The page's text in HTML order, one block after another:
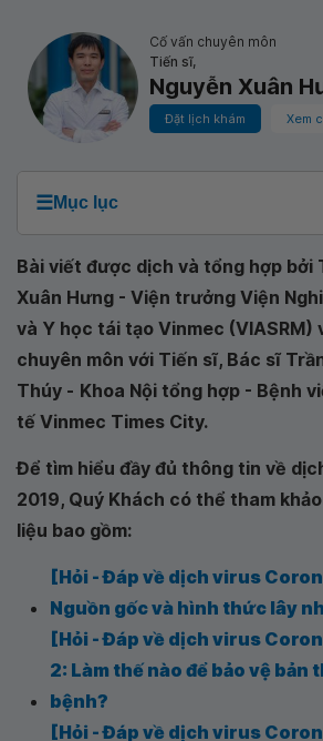
Cố vấn chuyên môn
Tiến sĩ,
Nguyễn Xuân
Đặt lịch khám Xem
☰Mục lục
Bài viết được dịch và tổng hợp bởi
Xuân Hưng - Viện trưởng Viện
và Y học tái tạo Vinmec (VIASRM)
chuyên môn với Tiến sĩ, Bác sĩ
Thúy - Khoa Nội tổng hợp - Bệnh
tế Vinmec Times City.
Để tìm hiểu đầy đủ thông tin về
2019, Quý Khách có thể tham
liệu bao gồm:
[Hỏi - Đáp về dịch virus
Nguồn gốc và hình thức lây
[Hỏi - Đáp về dịch virus
2: Làm thế nào để bảo vệ
bệnh?
[Hỏi - Đáp về dịch virus